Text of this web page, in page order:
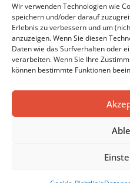
Wir verwenden Technologien wie
speichern und/oder darauf
Erlebnis zu verbessern und um
anzuzeigen. Wenn Sie diesen
Daten wie das Surfverhalten oder
verarbeiten. Wenn Sie Ihre
können bestimmte Funktionen
RITAZU
KNÖCHEL BEKÄMPFEN
ULRIKE BEHRENDZUWAS
FÜR EINE SCHNELLE GENESUNG
TARAMIZUDIE TOP 10
DENISEZUGESUND LEBEN IM
DIE 10 BESTEN
UROPA